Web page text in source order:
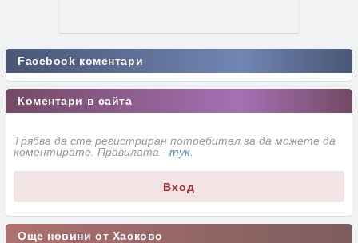
Facebook коментари
Коментари в сайта
Трябва да сте регистриран потребител за да можете да
коментирате. Правилата - тук
Вход
Още новини от Хасково